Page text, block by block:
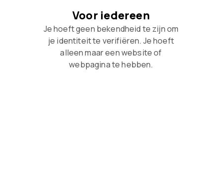
Voor iedereen
Je hoeft geen bekendheid te zijn om
je identiteit te verifiëren. Je hoeft
alleen maar een website of
webpagina te hebben.